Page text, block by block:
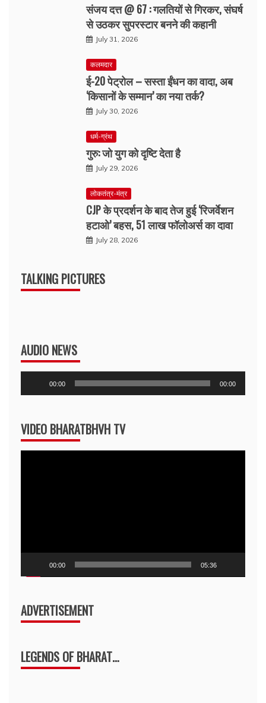
संजय दत्त @ 67 : गलतियों से गिरकर, संघर्ष
से उठकर सुपरस्टार बनने की कहानी
July 31, 2026
कलमदार
ई-20 पेट्रोल – सस्ता ईंधन का वादा, अब
‘किसानों के सम्मान’ का नया तर्क?
July 30, 2026
धर्म-ग्रंथ
गुरु: जो युग को दृष्टि देता है
July 29, 2026
लोकतंत्र-मंत्र
CJP के प्रदर्शन के बाद तेज हुई ‘रिजर्वेशन
हटाओ’ बहस, 51 लाख फॉलोअर्स का दावा
July 28, 2026
TALKING PICTURES
AUDIO NEWS
Player
00:00 00:00
VIDEO BHARATBHVH TV
00:00 05:36
ADVERTISEMENT
LEGENDS OF BHARAT…